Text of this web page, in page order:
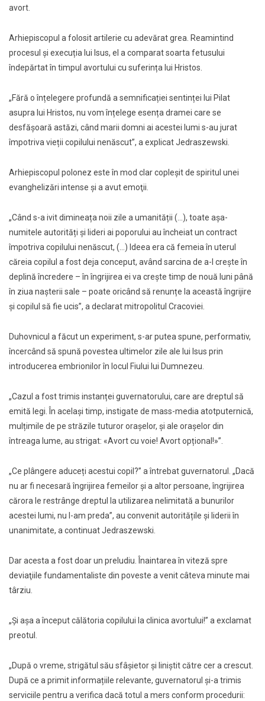
avort.
Arhiepiscopul a folosit artilerie cu adevărat grea. Reamintind
procesul și execuția lui Isus, el a comparat soarta fetusului
îndepărtat în timpul avortului cu suferința lui Hristos.
„Fără o înțelegere profundă a semnificației sentinței lui Pilat
asupra lui Hristos, nu vom înțelege esența dramei care se
desfășoară astăzi, când marii domni ai acestei lumi s-au jurat
împotriva vieții copilului nenăscut”, a explicat Jedraszewski.
Arhiepiscopul polonez este în mod clar copleșit de spiritul unei
evanghelizări intense și a avut emoţii.
„Când s-a ivit dimineața noii zile a umanității (…), toate așa-
numitele autorități și lideri ai poporului au încheiat un contract
împotriva copilului nenăscut, (…) Ideea era că femeia în uterul
căreia copilul a fost deja conceput, având sarcina de a-l creşte în
deplină încredere – în îngrijirea ei va crește timp de nouă luni până
în ziua nașterii sale – poate oricând să renunțe la această îngrijire
și copilul să fie ucis”, a declarat mitropolitul Cracoviei.
Duhovnicul a făcut un experiment, s-ar putea spune, performativ,
încercând să spună povestea ultimelor zile ale lui Isus prin
introducerea embrionilor în locul Fiului lui Dumnezeu.
„Cazul a fost trimis instanței guvernatorului, care are dreptul să
emită legi. În același timp, instigate de mass-media atotputernică,
mulțimile de pe străzile tuturor orașelor, și ale orașelor din
întreaga lume, au strigat: «Avort cu voie! Avort opțional!»”.
„Ce plângere aduceți acestui copil?” a întrebat guvernatorul. „Dacă
nu ar fi necesară îngrijirea femeilor și a altor persoane, îngrijirea
cărora le restrânge dreptul la utilizarea nelimitată a bunurilor
acestei lumi, nu l-am preda”, au convenit autoritățile și liderii în
unanimitate, a continuat Jedraszewski.
Dar acesta a fost doar un preludiu. Înaintarea în viteză spre
deviaţiile fundamentaliste din poveste a venit câteva minute mai
târziu.
„Și așa a început călătoria copilului la clinica avortului!” a exclamat
preotul.
„După o vreme, strigătul său sfâșietor și liniștit către cer a crescut.
După ce a primit informațiile relevante, guvernatorul și-a trimis
serviciile pentru a verifica dacă totul a mers conform procedurii: